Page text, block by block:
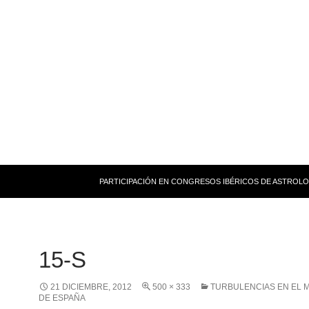
PARTICIPACIÓN EN CONGRESOS IBÉRICOS DE
15-S
21 DICIEMBRE, 2012 500 × 333
TURBULENCIAS EN EL
DE ESPAÑA